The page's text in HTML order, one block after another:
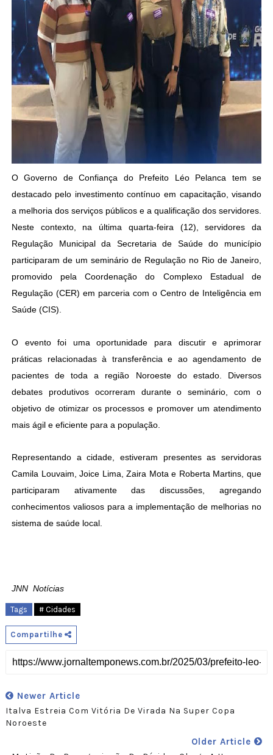
O Governo de Confiança do Prefeito Léo Pelanca tem se
destacado pelo investimento contínuo em capacitação, visando
a melhoria dos serviços públicos e a qualificação dos servidores.
Neste contexto, na última quarta-feira (12), servidores da
Regulação Municipal da Secretaria de Saúde do município
participaram de um seminário de Regulação no Rio de Janeiro,
promovido pela Coordenação do Complexo Estadual de
Regulação (CER) em parceria com o Centro de Inteligência em
Saúde (CIS).
O evento foi uma oportunidade para discutir e aprimorar
práticas relacionadas à transferência e ao agendamento de
pacientes de toda a região Noroeste do estado. Diversos
debates produtivos ocorreram durante o seminário, com o
objetivo de otimizar os processos e promover um atendimento
mais ágil e eficiente para a população.
Representando a cidade, estiveram presentes as servidoras
Camila Louvaim, Joice Lima, Zaira Mota e Roberta Martins, que
participaram ativamente das discussões, agregando
conhecimentos valiosos para a implementação de melhorias no
sistema de saúde local.
JNN Notícias
Tags # Cidades
Compartilhe
Newer Article
Italva Estreia Com Vitória De Virada Na Super Copa
Noroeste
Older Article